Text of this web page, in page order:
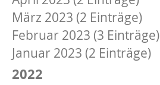
März 2023 (2 Einträge)
Februar 2023 (3 Einträge)
Januar 2023 (2 Einträge)
2022